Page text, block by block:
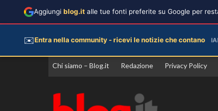
Vai
Chi siamo – Blog.it Redazione Privacy Policy
Aggiungi blog.it alle tue fonti preferite su Google per
✉️Entra nella community - ricevi le notizie che contano IA